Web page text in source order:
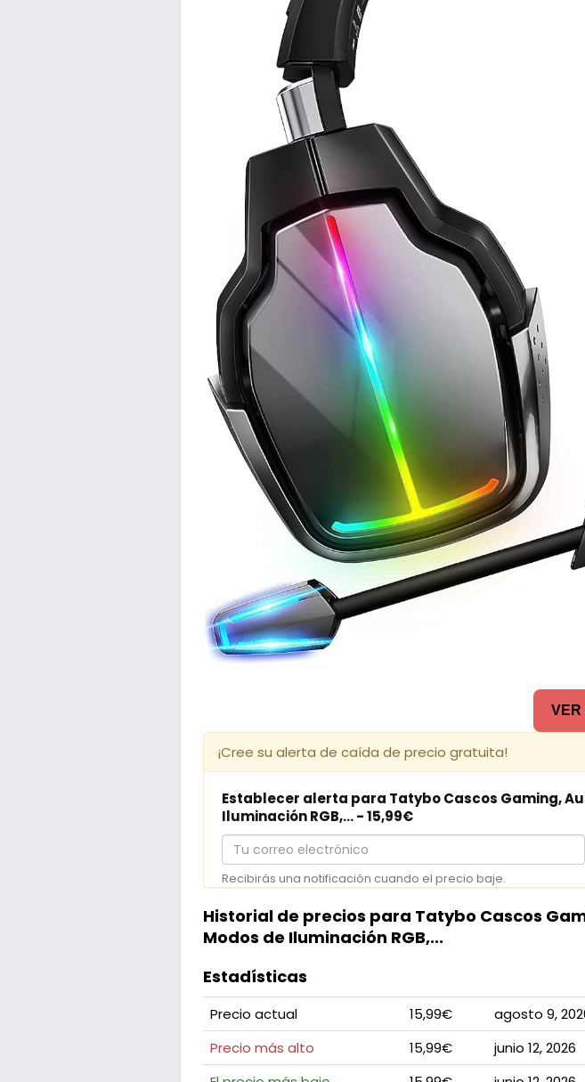
VER
¡Cree su alerta de caída de precio gratuita!
Establecer alerta para Tatybo Cascos Gaming,
Iluminación RGB,... - 15,99€
Tu
correo
electrónico
Recibirás una notificación cuando el precio baje.
Historial de precios para Tatybo Cascos
Modos de Iluminación RGB,...
Estadísticas
Precio actual 15,99€
agosto 9,
Precio más alto
15,99€
junio 12, 2026